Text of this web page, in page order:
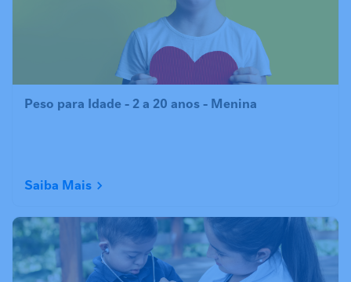
Peso para Idade - 2 a 20 anos - Menina
Saiba Mais